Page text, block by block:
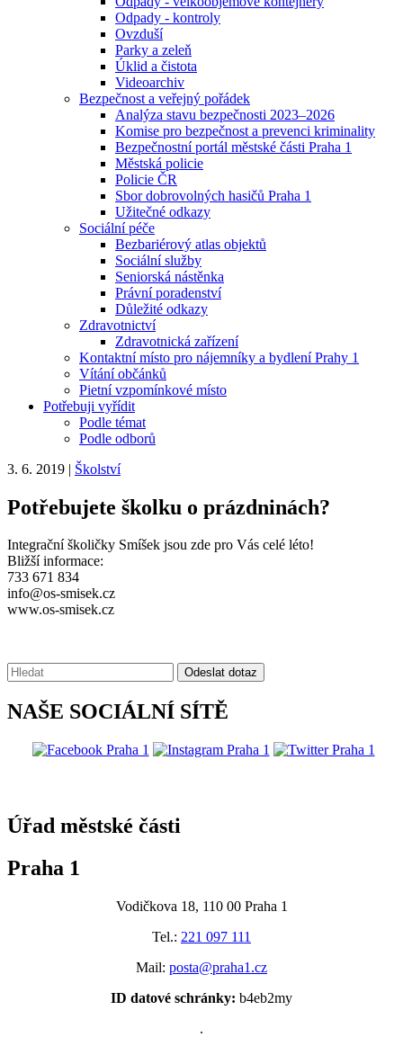
Odpady - kontroly
Ovzduší
Parky a zeleň
Úklid a čistota
Videoarchiv
Bezpečnost a veřejný pořádek
Analýza stavu bezpečnosti 2023–2026
Komise pro bezpečnost a prevenci kriminality
Bezpečnostní portál městské části Praha 1
Městská policie
Policie ČR
Sbor dobrovolných hasičů Praha 1
Užitečné odkazy
Sociální péče
Bezbariérový atlas objektů
Sociální služby
Seniorská nástěnka
Právní poradenství
Důležité odkazy
Zdravotnictví
Zdravotnická zařízení
Kontaktní místo pro nájemníky a bydlení Prahy 1
Vítání občánků
Pietní vzpomínkové místo
Potřebuji vyřídit
Podle témat
Podle odborů
3. 6. 2019 | Školství
Potřebujete školku o prázdninách?
Integrační školičky Smíšek jsou zde pro Vás celé léto!
Bližší informace:
733 671 834
info@os-smisek.cz
www.os-smisek.cz
Vyhledávání: Odeslat dotaz
NAŠE SOCIÁLNÍ SÍTĚ
Úřad městské části
Praha 1
Vodičkova 18, 110 00 Praha 1
Tel.: 221 097 111
Mail: posta@praha1.cz
ID datové schránky: b4eb2my
.